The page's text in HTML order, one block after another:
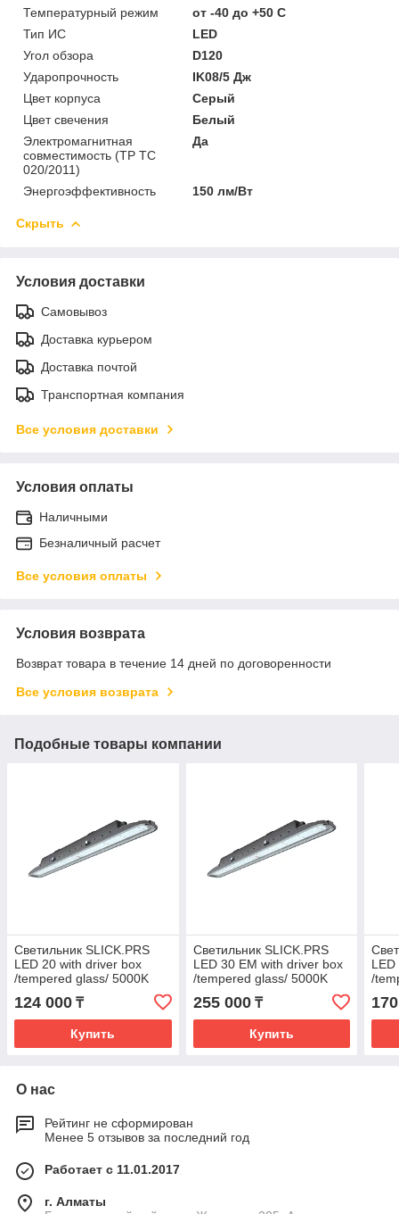
Температурный режим
от -40 до +50 C
Тип ИС
LED
Угол обзора
D120
Ударопрочность
IK08/5 Дж
Цвет корпуса
Серый
Цвет свечения
Белый
Электромагнитная
совместимость (ТР ТС
020/2011)
Да
Энергоэффективность 150 лм/Вт
Скрыть
Условия доставки
Самовывоз
Доставка курьером
Доставка почтой
Транспортная компания
Все условия доставки
Условия оплаты
Наличными
Безналичный расчет
Все условия оплаты
Условия возврата
Возврат товара в течение 14 дней по договоренности
Все условия возврата
Подобные товары компании
Светильник SLICK.PRS
LED 20 with driver box
/tempered glass/ 5000K
124 000 ₸
Купить
Светильник SLICK.PRS
LED 30 EM with driver box
/tempered glass/ 5000K
255 000₸
Купить
/
О нас
Рейтинг не сформирован
Менее 5 отзывов за последний год
Работает с 11.01.2017
г. Алматы